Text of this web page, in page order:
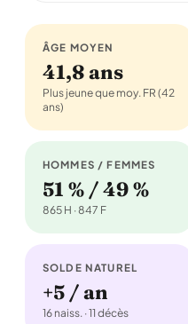
ÂGE MOYEN
41,8 ans
Plus jeune que moy. FR (42
ans)
HOMMES / FEMMES
51 % / 49 %
865 H · 847 F
SOLDE NATUREL
+5 / an
16 naiss. · 11 décès